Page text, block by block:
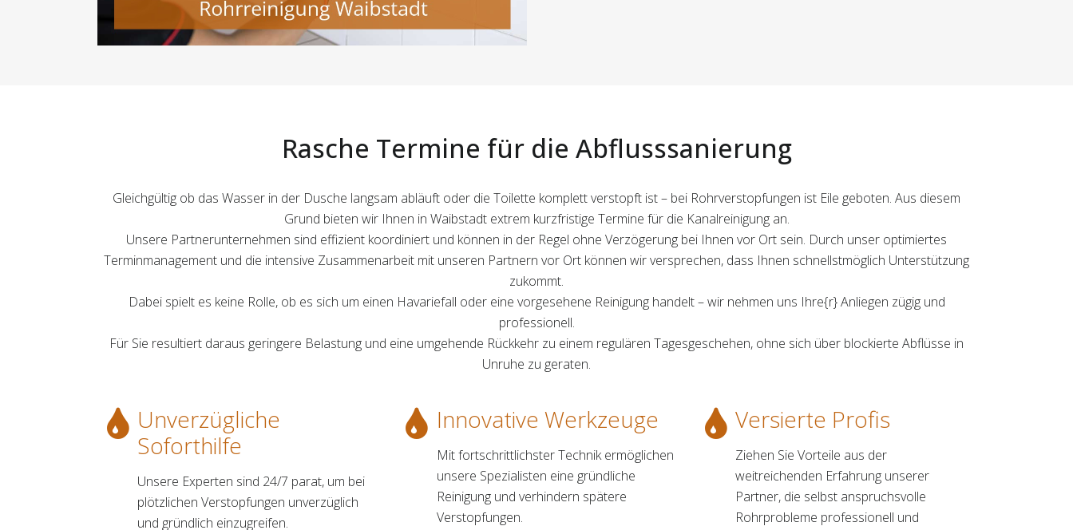
Rasche Termine für die Abflusssanierung
Gleichgültig ob das Wasser in der Dusche langsam abläuft oder die Toilette komplett verstopft ist – bei Rohrverstopfungen ist Eile geboten. Aus diesem
Grund bieten wir Ihnen in Waibstadt extrem kurzfristige Termine für die Kanalreinigung an.
Unsere Partnerunternehmen sind effizient koordiniert und können in der Regel ohne Verzögerung bei Ihnen vor Ort sein. Durch unser optimiertes
Terminmanagement und die intensive Zusammenarbeit mit unseren Partnern vor Ort können wir versprechen, dass Ihnen schnellstmöglich Unterstützung
zukommt.
Dabei spielt es keine Rolle, ob es sich um einen Havariefall oder eine vorgesehene Reinigung handelt – wir nehmen uns Ihre{r} Anliegen zügig und
professionell.
Für Sie resultiert daraus geringere Belastung und eine umgehende Rückkehr zu einem regulären Tagesgeschehen, ohne sich über blockierte Abflüsse in
Unruhe zu geraten.
Unverzügliche
Soforthilfe
Unsere Experten sind 24/7 parat, um bei
plötzlichen Verstopfungen unverzüglich
und gründlich einzugreifen.
Innovative Werkzeuge
Mit fortschrittlichster Technik ermöglichen
unsere Spezialisten eine gründliche
Reinigung und verhindern spätere
Verstopfungen.
Versierte Profis
Ziehen Sie Vorteile aus der
weitreichenden Erfahrung unserer
Partner, die selbst anspruchsvolle
Rohrprobleme professionell und